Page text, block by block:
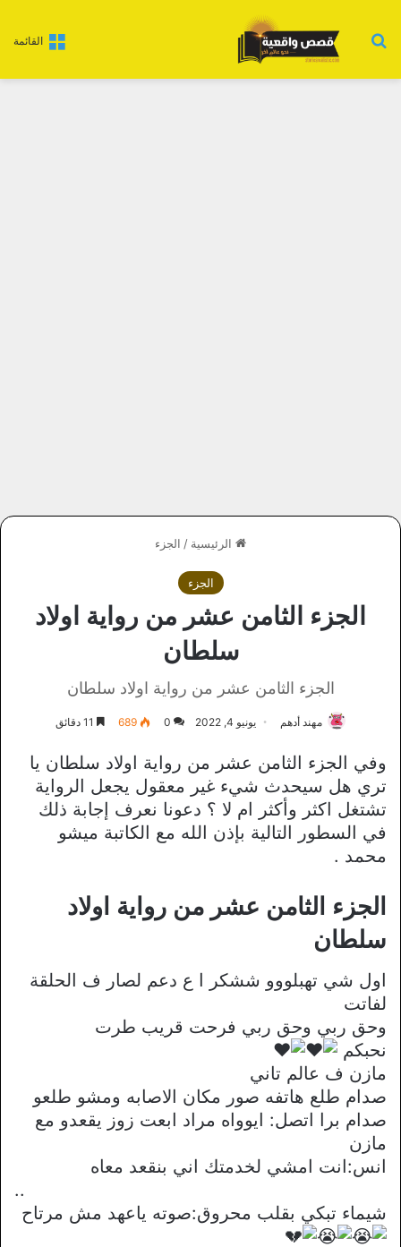
القائمة بحث عن
الرئيسية / الجزء
الجزء
الجزء الثامن عشر من رواية اولاد
سلطان
الجزء الثامن عشر من رواية اولاد سلطان
مهند أدهم يونيو 4, 2022 0
689
وفي الجزء الثامن عشر من رواية اولاد سلطان يا
تري هل سيحدث شيء غير معقول يجعل الرواية
تشتغل اكثر وأكثر ام لا ؟ دعونا نعرف إجابة ذلك
في السطور التالية بإذن الله مع الكاتبة ميشو
محمد .
الجزء الثامن عشر من رواية اولاد
سلطان
اول شي تهبلووو ششكر ا ع دعم لصار ف الحلقة
لفاتت
وحق ربي وحق ربي فرحت قريب طرت
نحبكم
مازن ف عالم تاني
صدام طلع هاتفه صور مكان الاصابه ومشو طلعو
صدام برا اتصل: ايوواه مراد ابعت زوز يقعدو مع
مازن
انس:انت امشي لخدمتك اني بنقعد معاه
..
شيماء تبكي بقلب محروق:صوته ياعهد مش مرتاح